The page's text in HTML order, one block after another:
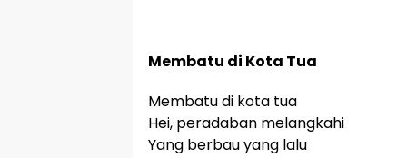
Membatu di Kota Tua
Membatu di kota tua
Hei, peradaban melangkahi
Yang berbau yang lalu